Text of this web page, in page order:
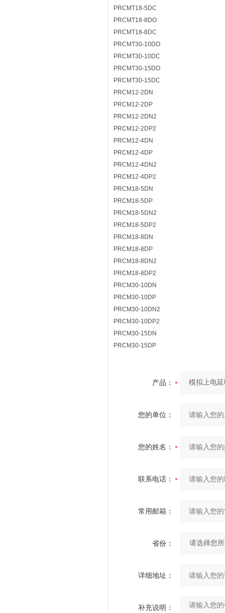
PRCMT18-5DC
PRCMT18-8DO
PRCMT18-8DC
PRCMT30-10DO
PRCMT30-10DC
PRCMT30-15DO
PRCMT30-15DC
PRCM12-2DN
PRCM12-2DP
PRCM12-2DN2
PRCM12-2DP2
PRCM12-4DN
PRCM12-4DP
PRCM12-4DN2
PRCM12-4DP2
PRCM18-5DN
PRCM18-5DP
PRCM18-5DN2
PRCM18-5DP2
PRCM18-8DN
PRCM18-8DP
PRCM18-8DN2
PRCM18-8DP2
PRCM30-10DN
PRCM30-10DP
PRCM30-10DN2
PRCM30-10DP2
PRCM30-15DN
PRCM30-15DP
产品：
您的单位：
您的姓名：
联系电话：
常用邮箱：
省份：
详细地址：
补充说明：